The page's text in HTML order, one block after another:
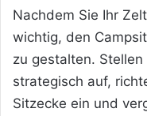
Nachdem Sie Ihr
wichtig, den
zu gestalten.
strategisch auf,
Sitzecke ein und